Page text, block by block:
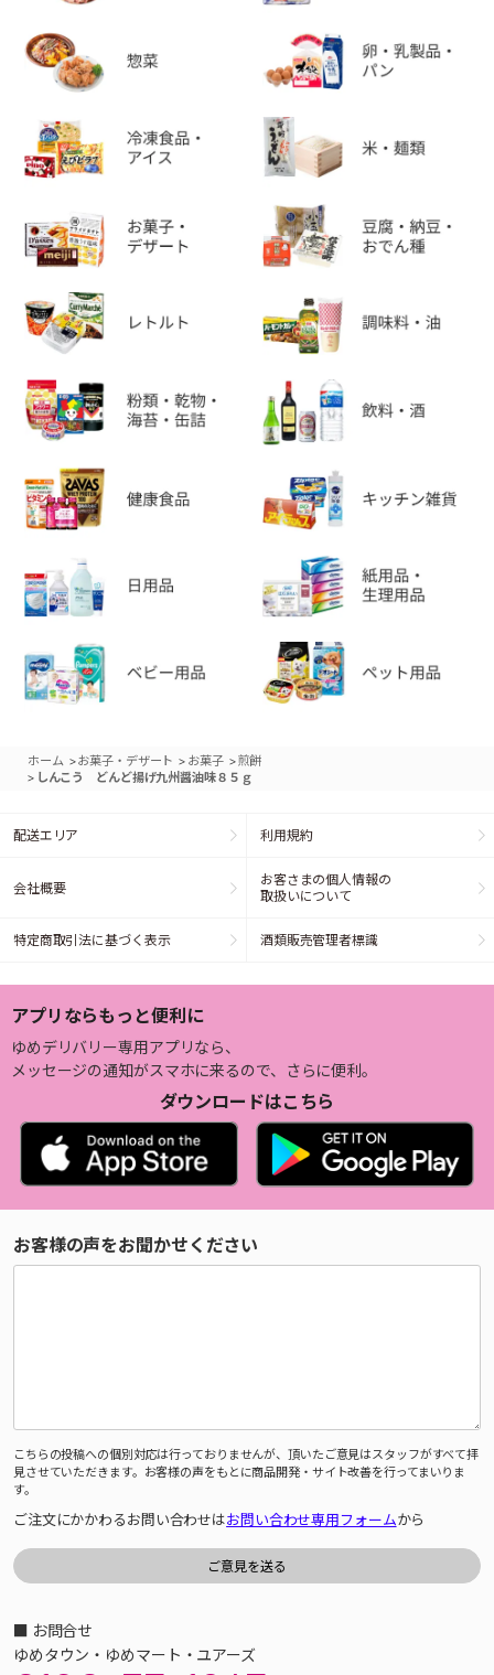
ホーム >お菓子・デザート > お菓子 >煎餅
> しんこう どんど揚げ九州醤油味８５ｇ
配送エリア 利用規約
会社概要
お客さまの個人情報の
取扱いについて
特定商取引法に基づく表示 酒類販売管理者標識
アプリならもっと便利に
ゆめデリバリー専用アプリなら、
メッセージの通知がスマホに来るので、さらに便利。
ダウンロードはこちら
お客様の声をお聞かせください
こちらの投稿への個別対応は行っておりませんが、頂いたご意見はスタッフがすべて拝
見させていただきます。お客様の声をもとに商品開発・サイト改善を行ってまいりま
す。
ご注文にかかわるお問い合わせはお問い合わせ専用フォームから
■ お問合せ
ゆめタウン・ゆめマート・ユアーズ